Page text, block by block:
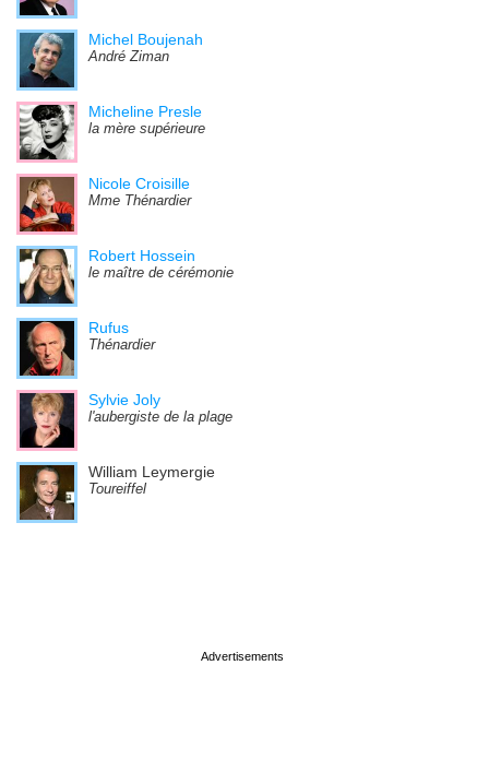
Michel Boujenah
André Ziman
Micheline Presle
la mère supérieure
Nicole Croisille
Mme Thénardier
Robert Hossein
le maître de cérémonie
Rufus
Thénardier
Sylvie Joly
l'aubergiste de la plage
William Leymergie
Toureiffel